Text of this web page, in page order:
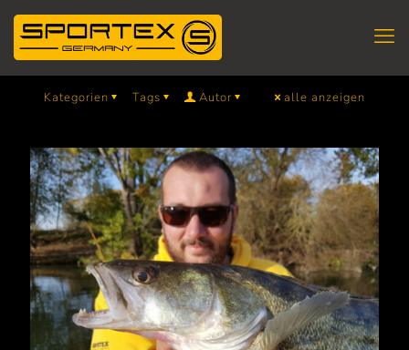
Kategorien Tags Autor alle anzeigen